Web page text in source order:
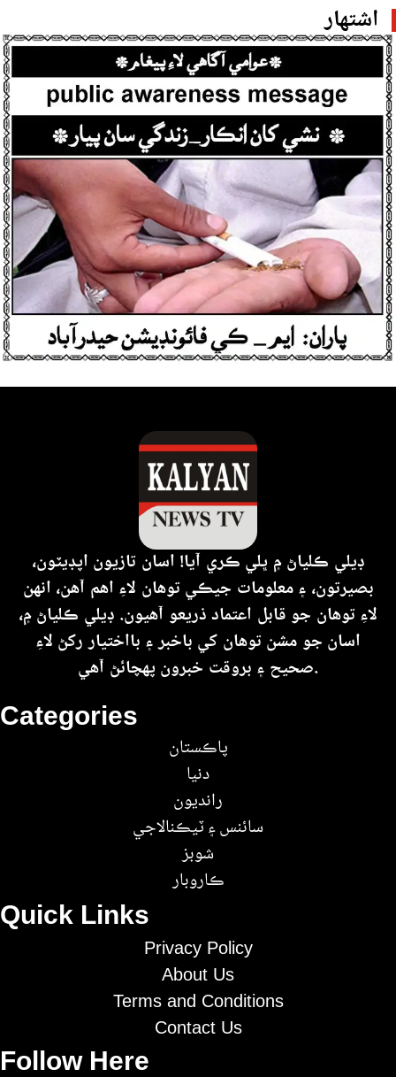
اشتهار
Quick Links
Privacy Policy
About Us
Terms and Conditions
Contact Us
Follow Here
Categories
پاڪستان
دنيا
رانديون
سائنس ۽ ٽيڪنالاجي
شوبز
ڪاروبار
ڊيلي ڪلياڻ ۾ ڀلي ڪري آيا! اسان تازيون اپڊيٽون،
بصيرتون، ۽ معلومات جيڪي توهان لاءِ اهم آهن، انهن
لاءِ توهان جو قابل اعتماد ذريعو آهيون. ڊيلي ڪلياڻ ۾،
اسان جو مشن توهان کي باخبر ۽ بااختيار رکڻ لاءِ
صحيح ۽ بروقت خبرون پهچائڻ آهي.